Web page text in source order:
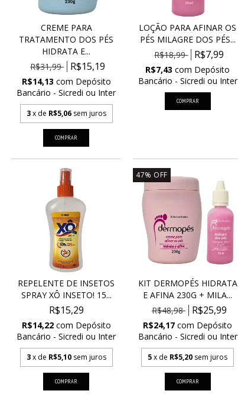
CREME PARA
TRATAMENTO DOS PÉS
HIDRATA E...
R$31,99
R$15,19
R$14,13 com Depósito
Bancário - Sicredi ou Inter
3 x de R$5,06 sem juros
LOÇÃO PARA AFINAR OS
PÉS MILAGRE DOS PÉS...
R$18,99
R$7,99
R$7,43com Depósito
Bancário - Sicredi ou Inter
REPELENTE DE INSETOS
SPRAY XÔ INSETO! 15...
R$15,29
R$14,22 com Depósito
Bancário - Sicredi ou Inter
3 x de R$5,10 sem juros
47% OFF
KIT DERMOPÉS HIDRATA
E AFINA 230G + MILA...
R$48,98
R$25,99
R$24,17com Depósito
Bancário - Sicredi ou Inter
5x de R$5,20 sem juros